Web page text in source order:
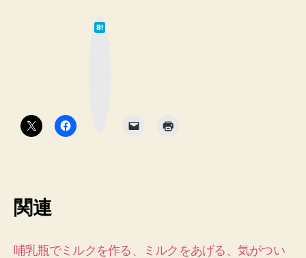
関連
哺乳瓶でミルクを作る、ミルクをあげる、気がつい